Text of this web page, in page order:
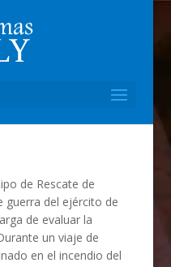
de Rescate de
guerra del ejército de
de evaluar la
un viaje de
en el incendio del